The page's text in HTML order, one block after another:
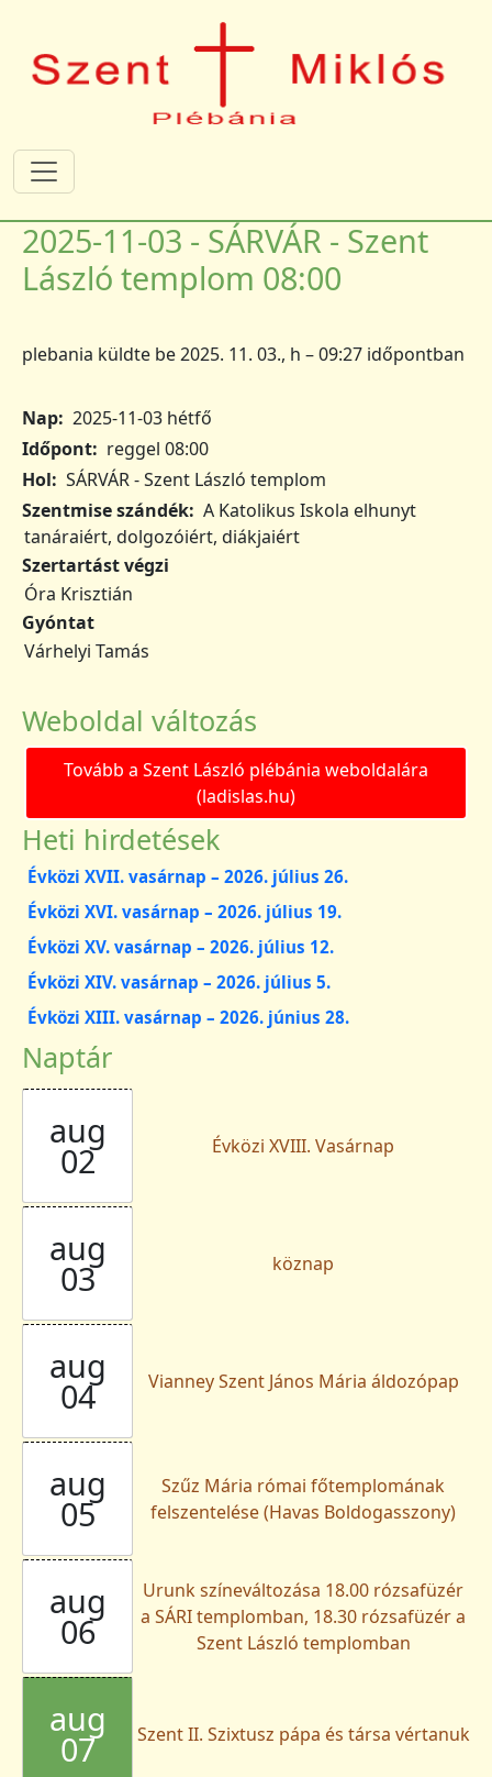
2025-11-03 - SÁRVÁR - Szent
László templom 08:00
plebania küldte be2025. 11. 03., h – 09:27 időpontban
Nap 2025-11-03 hétfő
Időpont
reggel 08:00
Hol
SÁRVÁR - Szent László templom
Szentmise szándék A Katolikus Iskola elhunyt
tanáraiért, dolgozóiért, diákjaiért
Szertartást végzi
Óra Krisztián
Gyóntat
Várhelyi Tamás
Weboldal változás
Tovább a Szent László plébánia weboldalára
(ladislas.hu)
Heti hirdetések
Évközi XVII. vasárnap – 2026. július 26.
Évközi XVI. vasárnap – 2026. július 19.
Évközi XV. vasárnap – 2026. július 12.
Évközi XIV. vasárnap – 2026. július 5.
Évközi XIII. vasárnap – 2026. június 28.
Naptár
aug
02 Évközi XVIII. Vasárnap
aug
03 köznap
aug
04 Vianney Szent János Mária áldozópap
aug
05
Szűz Mária római főtemplomának
felszentelése (Havas Boldogasszony)
aug
06
Urunk színeváltozása 18.00 rózsafüzér
a SÁRI templomban, 18.30 rózsafüzér a
Szent László templomban
aug
07 Szent II. Szixtusz pápa és társa vértanuk